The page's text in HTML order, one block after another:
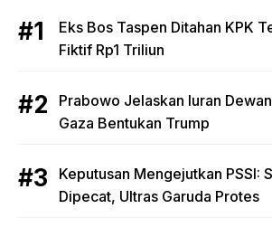
Eks Bos Taspen Ditahan KPK
Fiktif Rp1 Triliun
Prabowo Jelaskan Iuran
Gaza Bentukan Trump
Keputusan Mengejutkan PSSI:
Dipecat, Ultras Garuda Protes